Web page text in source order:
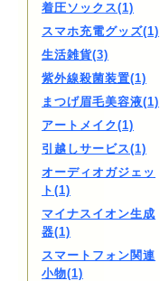
着圧ソックス(1)
スマホ充電グッズ(1)
生活雑貨(3)
紫外線殺菌装置(1)
まつげ眉毛美容液(1)
アートメイク(1)
引越しサービス(1)
オーディオガジェッ
ト(1)
マイナスイオン生成
器(1)
スマートフォン関連
小物(1)